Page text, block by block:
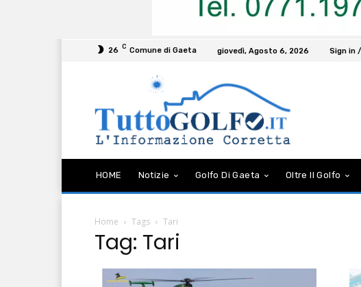
26 C Comune di Gaeta giovedì, Agosto 6, 2026 Sign in
HOME Notizie Golfo Di Gaeta Oltre Il Golfo
Home Tags Tari
Tag: Tari